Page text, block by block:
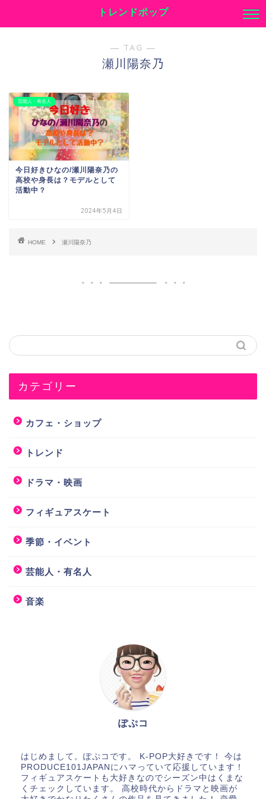
トレンドポップ
― TAG ―
瀬川陽奈乃
芸能人・有名人
今日好きひなの/瀬川陽奈乃の
高校や身長は？モデルとして
活動中？
2024年5月4日
HOME 瀬川陽奈乃
カテゴリー
カフェ・ショップ
トレンド
ドラマ・映画
フィギュアスケート
季節・イベント
芸能人・有名人
音楽
ぽぷコ
はじめまして。ぽぷコです。 K-POP大好きです！ 今は
PRODUCE101JAPANにハマっていて応援しています！
フィギュアスケートも大好きなのでシーズン中はくまな
くチェックしています。 高校時代からドラマと映画が